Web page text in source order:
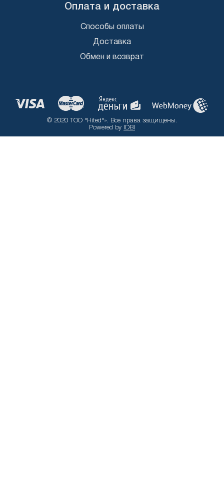
Оплата и доставка
Способы оплаты
Доставка
Обмен и возврат
© 2020 ТОО "Hited"». Все права защищены.
Powered by
IDBI